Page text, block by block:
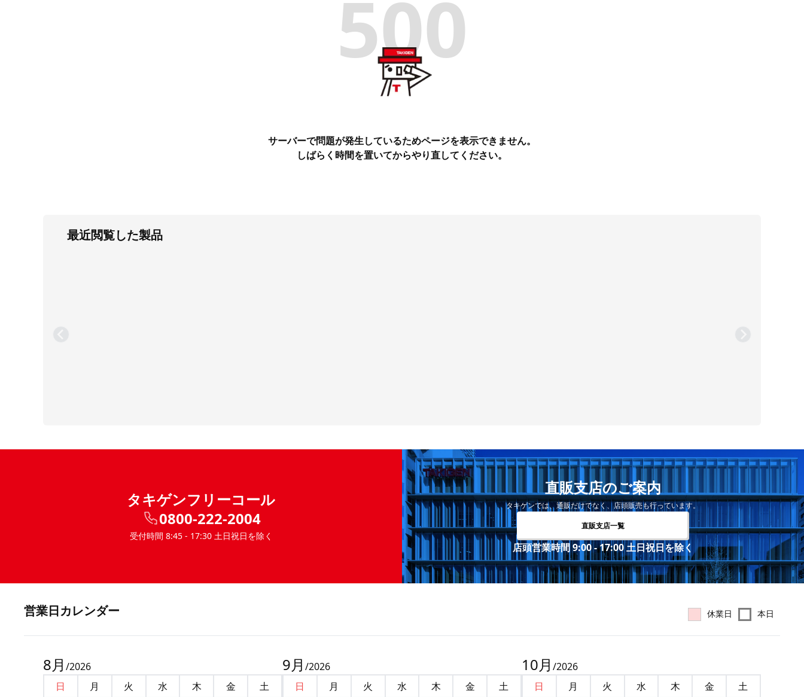
500
サーバーで問題が発生しているためページを表示できません。
しばらく時間を置いてからやり直してください。
最近閲覧した製品
タキゲンフリーコール
0800-222-2004
受付時間 8:45 - 17:30 土日祝日を除く
直販支店のご案内
タキゲンでは、通販だけでなく、店頭販売も行っています。
直販支店一覧
店頭営業時間 9:00 - 17:00 土日祝日を除く
営業⽇カレンダー 休業日 本日
8月 /2026
日
月 火 水 木 金
土
9月 /2026
日
月 火 水 木 金
土
10月 /2026
日
月 火 水 木 金
土